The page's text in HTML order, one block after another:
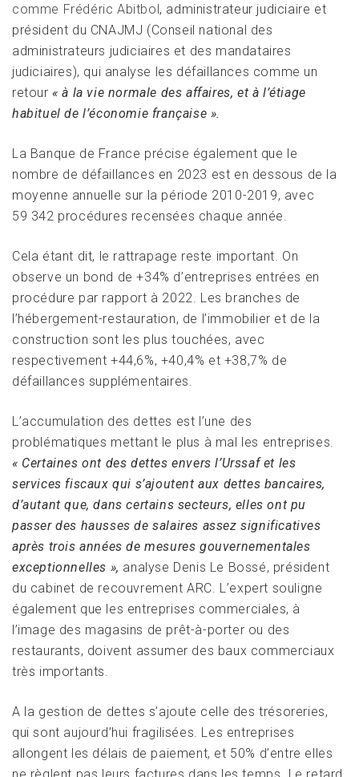
comme Frédéric Abitbol , administrateur judiciaire et
président du CNAJMJ (Conseil national des
administrateurs judiciaires et des mandataires
judiciaires), qui analyse les défaillances comme un
retour « à la vie normale des affaires, et à l’étiage
habituel de l’économie française ».
La Banque de France précise également que le
nombre de défaillances en 2023 est en dessous de la
moyenne annuelle sur la période 2010-2019, avec
59 342 procédures recensées chaque année.
Cela étant dit, le rattrapage reste important. On
observe un bond de +34% d’entreprises entrées en
procédure par rapport à 2022. Les branches de
l’hébergement-restauration, de l’immobilier et de la
construction sont les plus touchées, avec
respectivement +44,6%, +40,4% et +38,7% de
défaillances supplémentaires.
L’accumulation des dettes est l’une des
problématiques mettant le plus à mal les entreprises.
« Certaines ont des dettes envers l’Urssaf et les
services fiscaux qui s’ajoutent aux dettes bancaires,
d’autant que, dans certains secteurs, elles ont pu
passer des hausses de salaires assez significatives
après trois années de mesures gouvernementales
exceptionnelles », analyse Denis Le Bossé, président
du cabinet de recouvrement ARC. L’expert souligne
également que les entreprises commerciales, à
l’image des magasins de prêt-à-porter ou des
restaurants, doivent assumer des baux commerciaux
très importants.
A la gestion de dettes s’ajoute celle des trésoreries,
qui sont aujourd’hui fragilisées. Les entreprises
allongent les délais de paiement, et 50% d’entre elles